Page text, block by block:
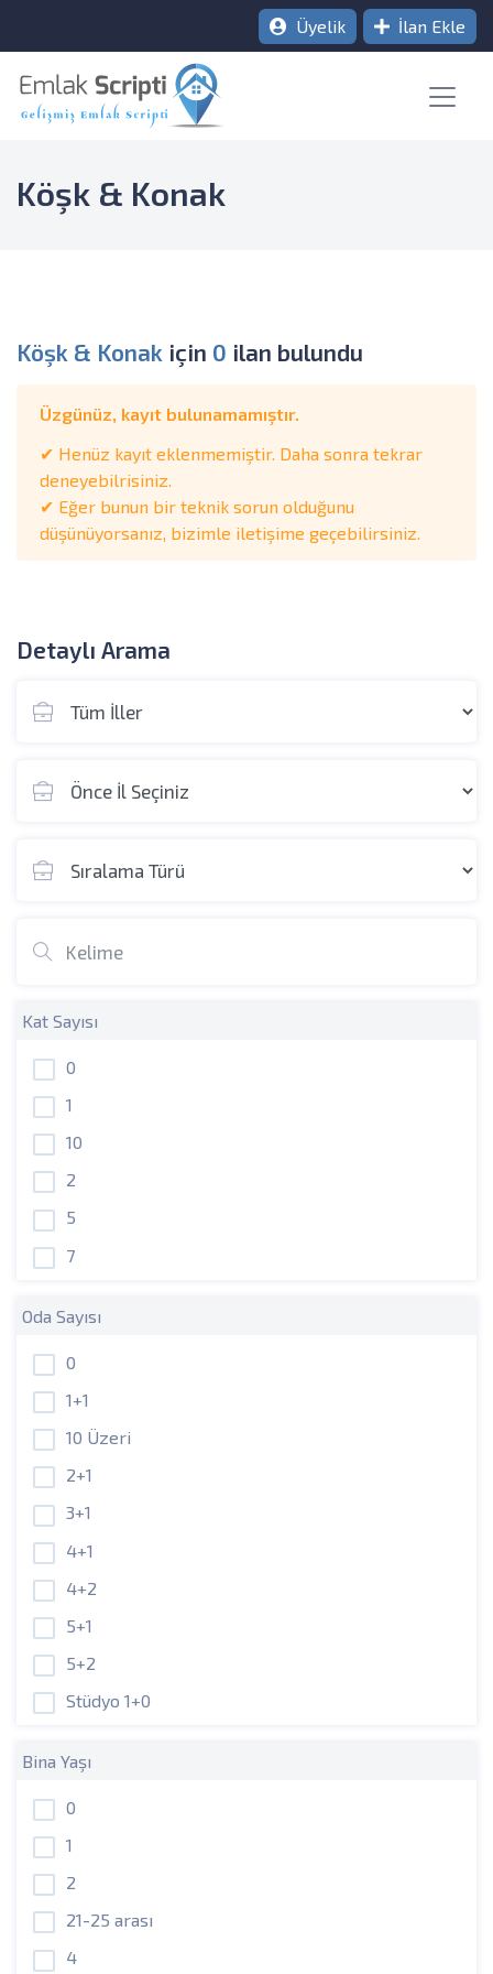
Üyelik İlan Ekle
Köşk & Konak
Köşk & Konak için 0 ilan bulundu
Üzgünüz, kayıt bulunamamıştır.
✔ Henüz kayıt eklenmemiştir. Daha sonra tekrar
deneyebilrisiniz.
✔ Eğer bunun bir teknik sorun olduğunu
düşünüyorsanız, bizimle iletişime geçebilirsiniz.
Detaylı Arama
Kat Sayısı
0
1
10
2
5
7
Oda Sayısı
0
1+1
10 Üzeri
2+1
3+1
4+1
4+2
5+1
5+2
Stüdyo 1+0
Bina Yaşı
0
1
2
21-25 arası
4